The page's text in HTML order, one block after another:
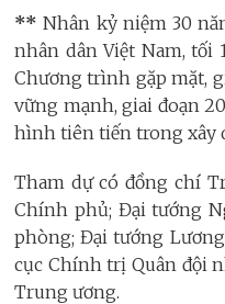
** Nhân kỷ niệm 30
nhân dân Việt Nam, tối
Chương trình gặp mặt,
vững mạnh, giai đoạn
hình tiên tiến trong xây
Tham dự có đồng chí
Chính phủ; Đại tướng
phòng; Đại tướng
cục Chính trị Quân đội
Trung ương.